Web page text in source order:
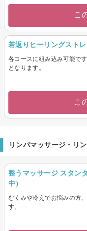
こ
若返りヒーリングスト
各コースに組み込み可能で
となります。
こ
リンパマッサージ・リ
整うマッサージ スタン
中）
むくみや冷えでお悩みの方
す。